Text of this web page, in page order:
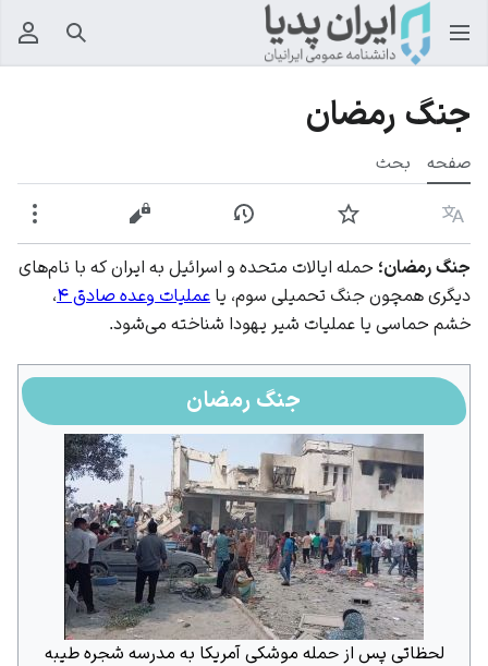
جستجو
جنگ رمضان
صفحه بحث
زبان پیگیری نمایش تاریخچهنمایش مبدأ
جنگ رمضان؛ حمله ایالات متحده و اسرائیل به ایران که با نام‌های
دیگری همچون جنگ تحمیلی سوم، یا عملیات وعده صادق ۴
،
خشم حماسی یا عملیات شیر یهودا شناخته می‌شود.
جنگ رمضان
لحظاتی پس از حمله موشکی آمریکا به مدرسه شجره طیبه